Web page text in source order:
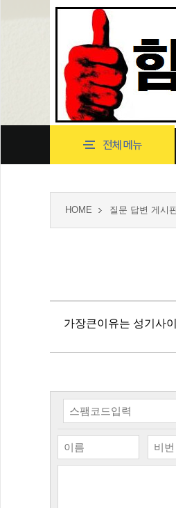
HOME 질문 답변 게시
가장큰이유는 성기사